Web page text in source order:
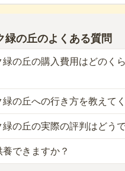
緑の丘のよくある質問
緑の丘の購入費用はどのく
丘では、一般墓が約98.9万円
ク緑の丘がある埼玉県の相場
）です。
のがよい、安いものが悪い、
の丘への行き方を教えてく
埼玉高速鉄道「浦和美園駅」
新都心線「さいたま見沼イン
緑の丘の実際の評判はどう
総合評価は、4点です。特に
。
できますか？